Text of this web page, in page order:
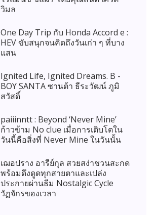
วิมล
One Day Trip กับ Honda Accord e :
HEV ขับสนุกจนคิดถึงวันเก่า ๆ ที่บาง
แสน
Ignited Life, Ignited Dreams. B -
BOY SANTA ซานต้า ธีระวัฒน์ ภูมิ
สวัสดิ์
paiiinntt : Beyond ‘Never Mine’
ก้าวข้าม No clue เมื่อการเติบโตใน
วันนี้คือสิ่งที่ Never Mine ในวันนั้น
เฌอปราง อารีย์กุล สวยสง่าชวนสะกด
พร้อมดึงดูดทุกสายตาและเปล่ง
ประกายผ่านธีม Nostalgic Cycle
วัฏจักรของเวลา